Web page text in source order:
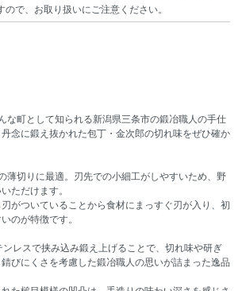
ので、お取り扱いにご注意ください。
な町として知られる新潟県三条市の鍛冶職人の手仕
念に鍛え抜かれた包丁・金次郎の切れ味をぜひ確か
薄切りに最適。刃先での小細工がしやすいため、野
ただけます。
刃がついていることから食材にまっすぐ刃が入り、初
のが特徴です。
レスで挟み込み鍛え上げることで、切れ味や研ぎ
びにくさを考慮した鍛冶職人の思いが詰まった逸品